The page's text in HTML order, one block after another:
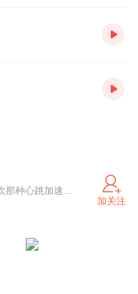
如果你喜欢沉浸在故事的海洋中，喜欢那种心跳加速、悬念迭起的感觉，那么欢迎关注我的节目。让我们一起在声音的世界中，探索那些未知的秘密，体验那些扣人心弦的冒险。
加关注